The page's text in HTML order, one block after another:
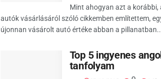
Mint ahogyan azt a korábbi,
autók vásárlásáról szóló cikkemben említettem,
újonnan vásárolt autó értéke abban a
Top 5 ingyenes
tanfolyam